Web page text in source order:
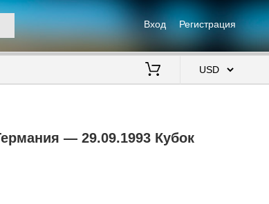
Вход Регистрация
— 29.09.1993 Кубок